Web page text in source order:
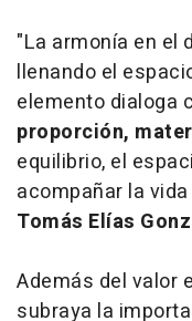
"La armonía en el
llenando el
elemento dialoga
proporción,
equilibrio, el
acompañar la
Tomás Elías
Además del valor
subraya la